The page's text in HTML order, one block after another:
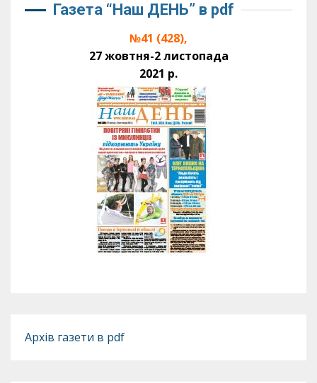
Газета “Наш ДЕНЬ” в pdf
№41 (428),
27 жовтня-2 листопада
2021 р.
Архів газети в pdf